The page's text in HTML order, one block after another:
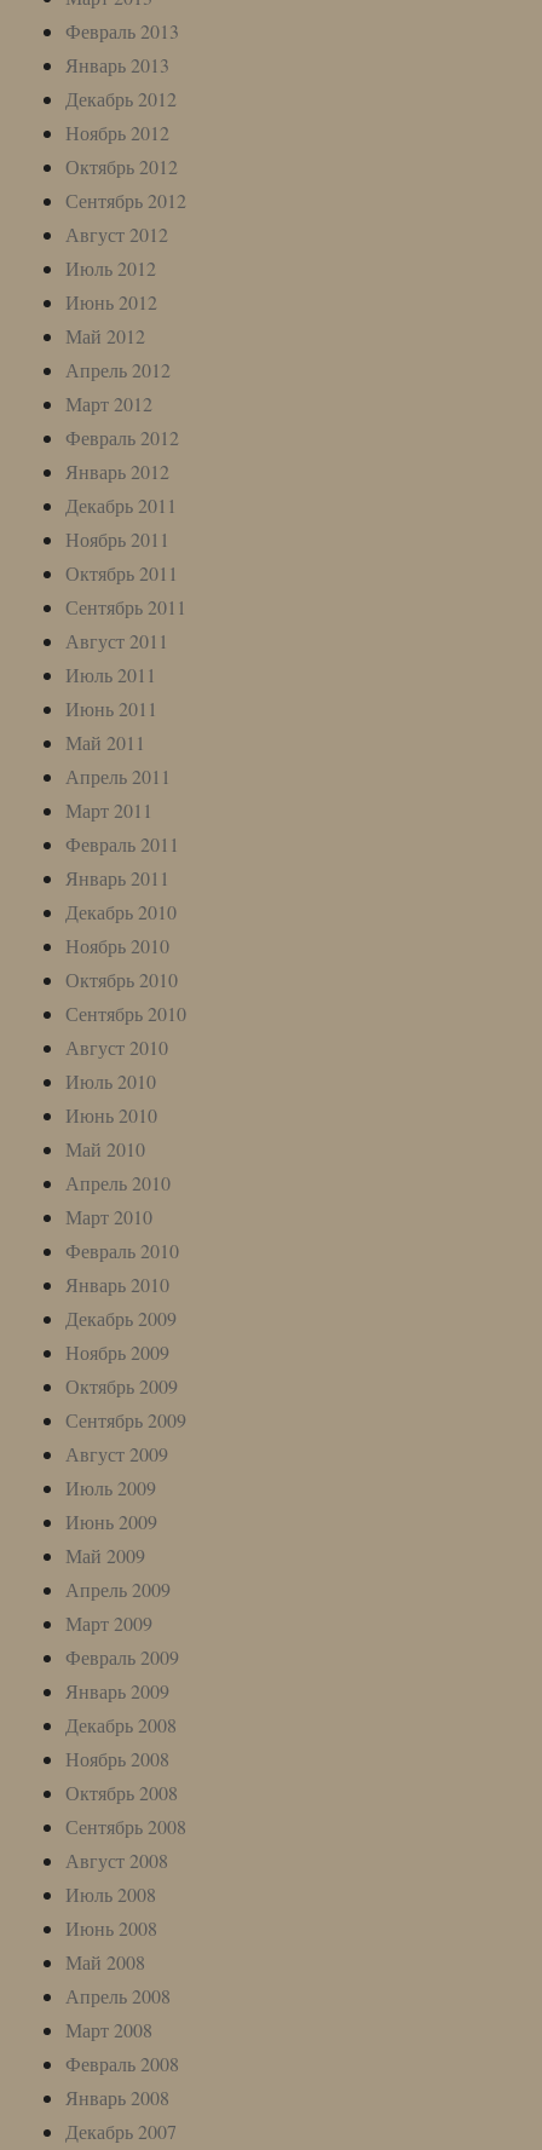
Февраль 2013
Январь 2013
Декабрь 2012
Ноябрь 2012
Октябрь 2012
Сентябрь 2012
Август 2012
Июль 2012
Июнь 2012
Май 2012
Апрель 2012
Март 2012
Февраль 2012
Январь 2012
Декабрь 2011
Ноябрь 2011
Октябрь 2011
Сентябрь 2011
Август 2011
Июль 2011
Июнь 2011
Май 2011
Апрель 2011
Март 2011
Февраль 2011
Январь 2011
Декабрь 2010
Ноябрь 2010
Октябрь 2010
Сентябрь 2010
Август 2010
Июль 2010
Июнь 2010
Май 2010
Апрель 2010
Март 2010
Февраль 2010
Январь 2010
Декабрь 2009
Ноябрь 2009
Октябрь 2009
Сентябрь 2009
Август 2009
Июль 2009
Июнь 2009
Май 2009
Апрель 2009
Март 2009
Февраль 2009
Январь 2009
Декабрь 2008
Ноябрь 2008
Октябрь 2008
Сентябрь 2008
Август 2008
Июль 2008
Июнь 2008
Май 2008
Апрель 2008
Март 2008
Февраль 2008
Январь 2008
Декабрь 2007